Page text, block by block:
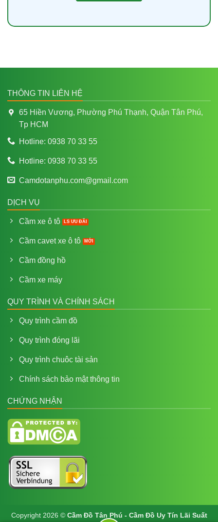
THÔNG TIN LIÊN HỆ
65 Hiền Vương, Phường Phú Thạnh, Quận Tân Phú,
Tp HCM
Hotline: 0938 70 33 55
Hotline: 0938 70 33 55
Camdotanphu.com@gmail.com
DỊCH VỤ
Cầm xe ô tô
Cầm cavet xe ô tô
Cầm đồng hồ
Cầm xe máy
QUY TRÌNH VÀ CHÍNH SÁCH
Quy trình cầm đồ
Quy trình đóng lãi
Quy trình chuôc tài sản
Chính sách bảo mật thông tin
CHỨNG NHẬN
Copyright 2026 © Cầm Đồ Tân Phú - Cầm Đồ Uy Tín Lãi Suất